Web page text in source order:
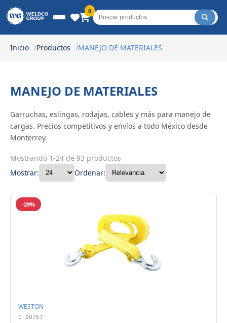
Weldco Group.
0
Inicio Productos MANEJO DE MATERIALES
MANEJO DE MATERIALES
Garruchas, eslingas, rodajas, cables y más para manejo de
cargas. Precios competitivos y envíos a todo México desde
Monterrey.
Mostrando 1-24 de 93 productos
Mostrar:
Ordenar:
-29%
WESTON
C-00757